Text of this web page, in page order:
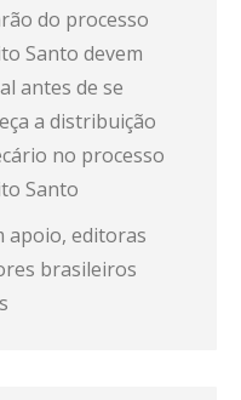
do processo
Santo devem
antes de se
a distribuição
no processo
Santo
apoio, editoras
brasileiros